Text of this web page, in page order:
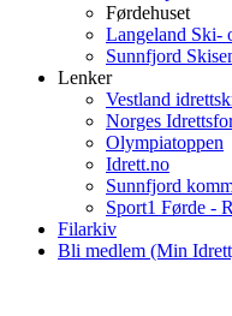
Førdehuset
Langeland Ski-
Sunnfjord
Lenker
Vestland
Norges
Olympiatoppen
Idrett.no
Sunnfjord
Sport1 Førde -
Filarkiv
Bli medlem (Min